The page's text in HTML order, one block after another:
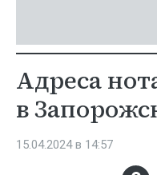
Адреса
в
15.04.2024 в 14:57